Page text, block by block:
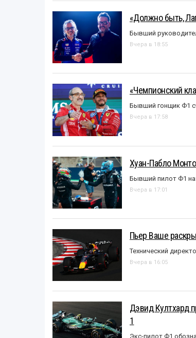
«Должно быть,
Бывший
Вчера в 18:55
«Чемпионский
Бывший гонщик Ф1
Вчера в 17:58
Хуан-Пабло
Бывший пилот Ф1
Вчера в 17:01
Пьер Ваше
Технический
Вчера в 16:05
Дэвид Култхард
1
Экс-пилот Ф1